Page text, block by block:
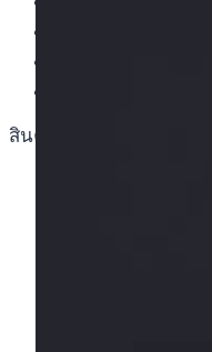
สินค้าตามแบรนด์